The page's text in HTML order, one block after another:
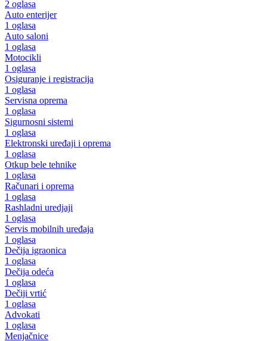
2 oglasa
Auto enterijer
1 oglasa
Auto saloni
1 oglasa
Motocikli
1 oglasa
Osiguranje i registracija
1 oglasa
Servisna oprema
1 oglasa
Sigurnosni sistemi
1 oglasa
Elektronski uređaji i oprema
1 oglasa
Otkup bele tehnike
1 oglasa
Računari i oprema
1 oglasa
Rashladni uredjaji
1 oglasa
Servis mobilnih uređaja
1 oglasa
Dečija igraonica
1 oglasa
Dečija odeća
1 oglasa
Dečiji vrtić
1 oglasa
Advokati
1 oglasa
Menjačnice